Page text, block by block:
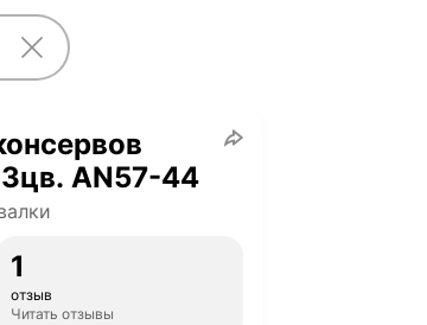
AN57-44
1
отзыв
Читать отзывы